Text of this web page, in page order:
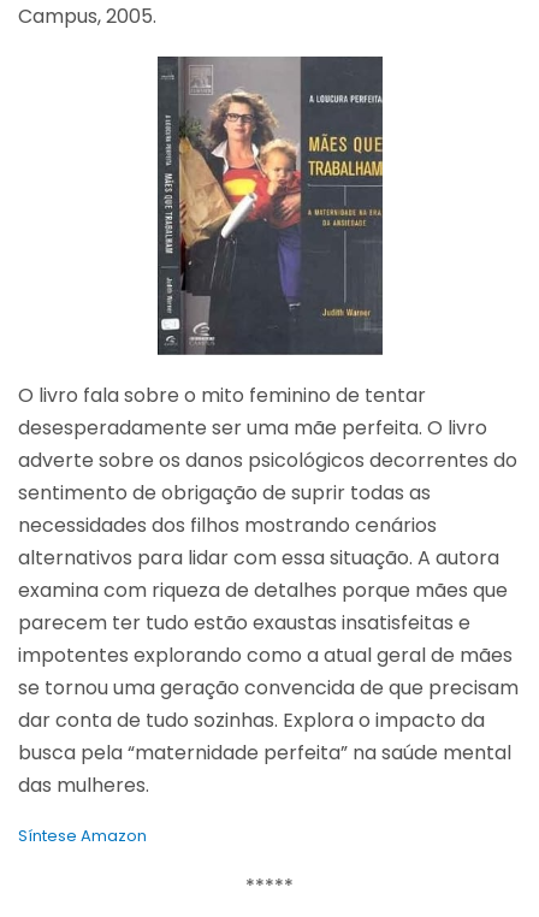
Campus, 2005.
O livro fala sobre o mito feminino de tentar
desesperadamente ser uma mãe perfeita. O livro
adverte sobre os danos psicológicos decorrentes do
sentimento de obrigação de suprir todas as
necessidades dos filhos mostrando cenários
alternativos para lidar com essa situação. A autora
examina com riqueza de detalhes porque mães que
parecem ter tudo estão exaustas insatisfeitas e
impotentes explorando como a atual geral de mães
se tornou uma geração convencida de que precisam
dar conta de tudo sozinhas. Explora o impacto da
busca pela “maternidade perfeita” na saúde mental
das mulheres.
Síntese Amazon
*****